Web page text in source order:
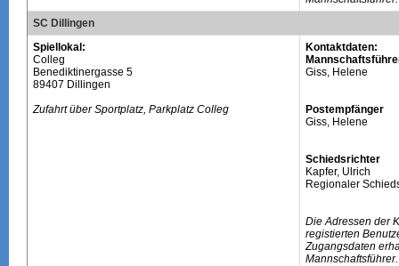
SC Dillingen
Spiellokal:
Colleg
Benediktinergasse 5
89407 Dillingen
Zufahrt über Sportplatz, Parkplatz Colleg
Kontaktdaten:
Giss, Helene
Postempfänger
Giss, Helene
Schiedsrichter
Kapfer, Ulrich
Regionaler
Die Adressen der
registierten
Zugangsdaten
Mannschaftsführer.